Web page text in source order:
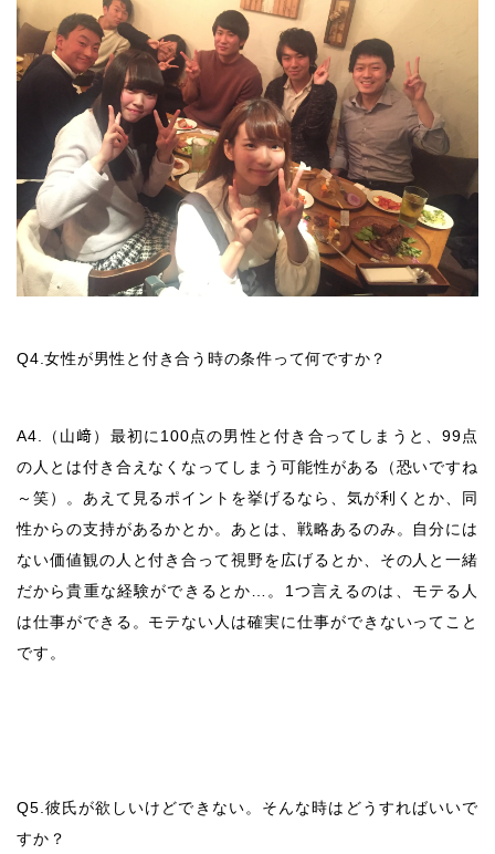
Q4.女性が男性と付き合う時の条件って何ですか？
A4.（山﨑）最初に100点の男性と付き合ってしまうと、99点
の人とは付き合えなくなってしまう可能性がある（恐いですね
～笑）。あえて見るポイントを挙げるなら、気が利くとか、同
性からの支持があるかとか。あとは、戦略あるのみ。自分には
ない価値観の人と付き合って視野を広げるとか、その人と一緒
だから貴重な経験ができるとか…。1つ言えるのは、モテる人
は仕事ができる。モテない人は確実に仕事ができないってこと
です。
Q5.彼氏が欲しいけどできない。そんな時はどうすればいいで
すか？